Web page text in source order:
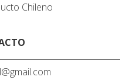
Chileno